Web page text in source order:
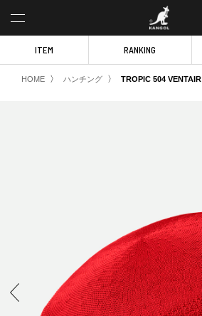
ITEM RANKING
HOME 〉 ハンチング 〉 TROPIC 504 VENTAIR